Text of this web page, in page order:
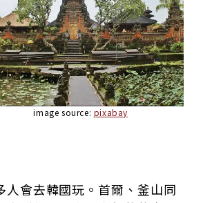
image source: pixabay
人會去韓國玩。首爾、釜山同